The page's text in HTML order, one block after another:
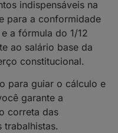
indispensáveis na
para a conformidade
a fórmula do 1/12
ao salário base da
constitucional.
para guiar o cálculo e
garante a
correta das
trabalhistas.